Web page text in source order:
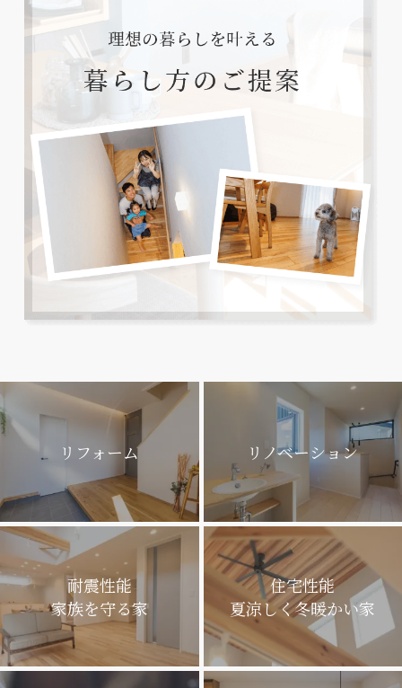
リフォーム リノベーション
耐震性能
家族を守る家
住宅性能
夏涼しく冬暖かい家